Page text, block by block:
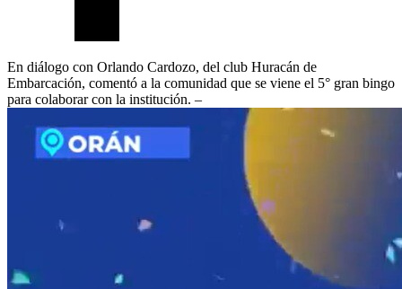
En diálogo con Orlando Cardozo, del club Huracán de
Embarcación, comentó a la comunidad que se viene el 5° gran bingo
para colaborar con la institución. –